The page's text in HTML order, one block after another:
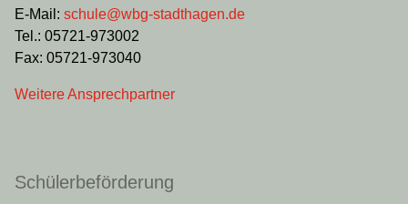
E-Mail: schule@wbg-stadthagen.de
Tel.: 05721-973002
Fax: 05721-973040
Weitere Ansprechpartner
Schülerbeförderung